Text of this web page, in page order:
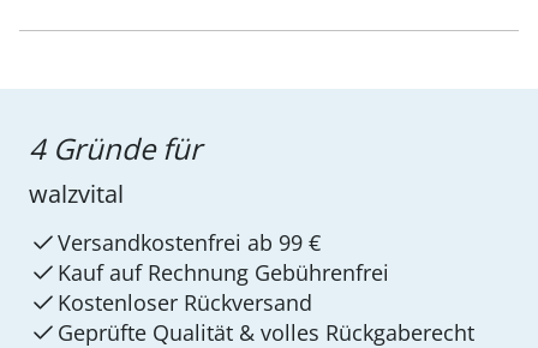
4 Gründe für
walzvital
Versandkostenfrei ab 99 €
Kauf auf Rechnung Gebührenfrei
Kostenloser Rückversand
Geprüfte Qualität & volles Rückgaberecht